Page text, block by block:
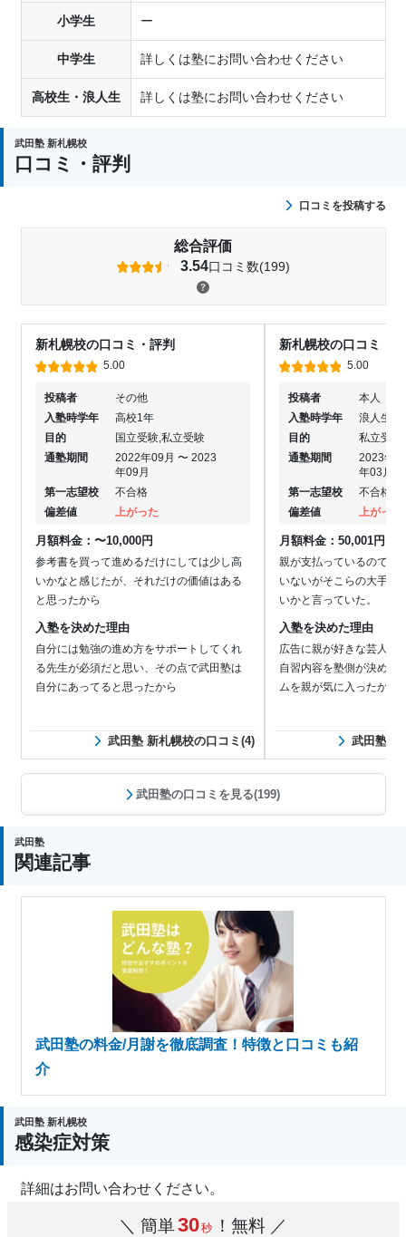
小学生 ー
中学生 詳しくは塾にお問い合わせください
高校生・浪人生 詳しくは塾にお問い合わせください
武田塾 新札幌校
口コミ・評判
口コミを投稿する
総合評価
3.54口コミ数(199)
新札幌校の口コミ・評判
5.00
投稿者
その他
入塾時学年
高校1年
目的
国立受験,私立受験
通塾期間
2022年09月 〜 2023
年09月
第一志望校
不合格
偏差値
上がった
月額料金：〜10,000円
参考書を買って進めるだけにしては少し高
いかなと感じたが、それだけの価値はある
と思ったから
入塾を決めた理由
自分には勉強の進め方をサポートしてくれ
る先生が必須だと思い、その点で武田塾は
自分にあってると思ったから
武田塾 新札幌校の口コミ(4)
新札幌校の口コミ・
5.00
投稿者
本人
入塾時学年
浪人生
目的
私立受験
通塾期間
2023年
年03月
第一志望校
不合格
偏差値
上がった
月額料金：50,001円〜
親が支払っているのでき
いないがそこらの大手よ
いかと言っていた。
入塾を決めた理由
広告に親が好きな芸人が
自習内容を塾側が決めて
ムを親が気に入ったから
武田塾 新
武田塾の口コミを見る(199)
武田塾
関連記事
武田塾の料金/月謝を徹底調査！特徴と口コミも紹
介
武田塾 新札幌校
感染症対策
詳細はお問い合わせください。
＼ 簡単30秒 ！無料 ／